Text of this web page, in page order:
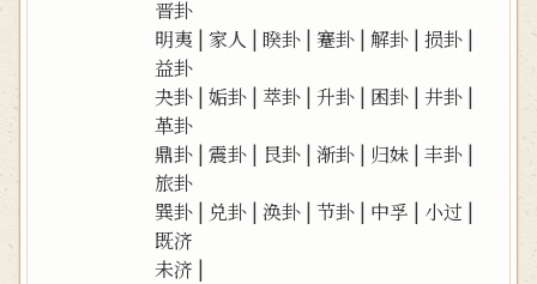
晋卦
明夷 |家人 |睽卦 | 蹇卦 |解卦 |损卦 |
益卦
夬卦 |姤卦 | 萃卦 |升卦 | 困卦 |井卦 |
革卦
鼎卦 |震卦 | 艮卦 |渐卦 | 归妹 |丰卦 |
旅卦
巽卦 | 兑卦 |涣卦 |节卦 | 中孚 | 小过 |
既济
未济 |